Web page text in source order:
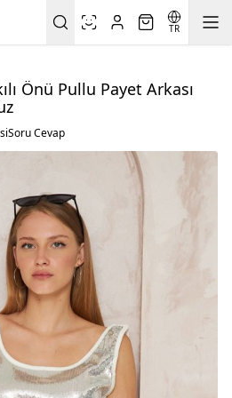
TR
Önü Pullu Payet Arkası
Soru Cevap